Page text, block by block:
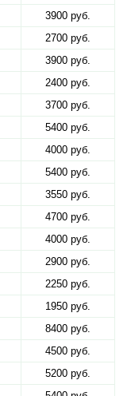
3900 руб.
2700 руб.
3900 руб.
2400 руб.
3700 руб.
5400 руб.
4000 руб.
5400 руб.
3550 руб.
4700 руб.
4000 руб.
2900 руб.
2250 руб.
1950 руб.
8400 руб.
4500 руб.
5200 руб.